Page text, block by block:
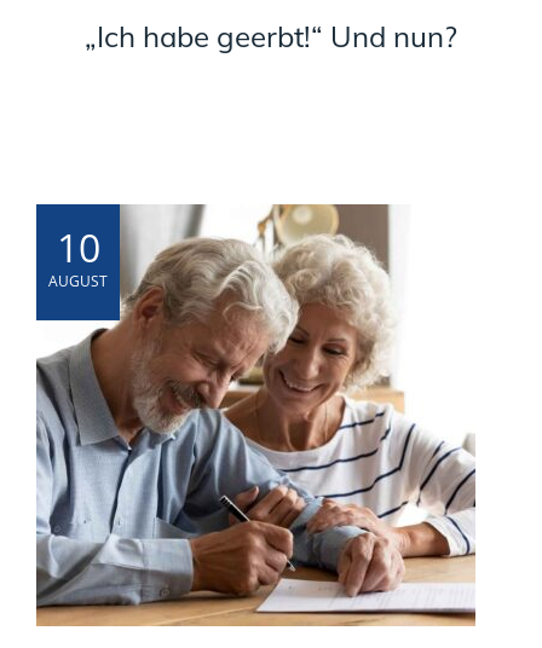
„Ich habe geerbt!“ Und nun?
10
AUGUST